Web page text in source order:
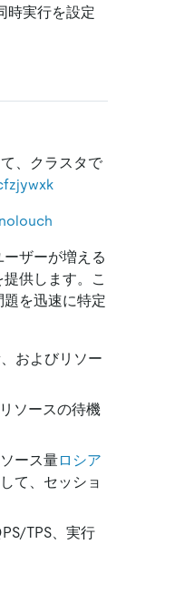
時実行を設定
、クラスタで
nolouch
ザーが増える
供します。こ
を迅速に特定
およびリソー
ソースの待機
ース量ロシア
て、セッショ
TPS、実行